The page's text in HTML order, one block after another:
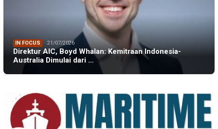
IN FOCUS 21/07/2026
Direktur AIC, Boyd Whalan: Kemitraan Indonesia-
Australia Dimulai dari …